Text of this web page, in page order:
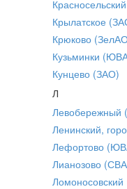
Крылатское
Крюково
Кузьминки
Кунцево (ЗАО)
Л
Ленинский,
Лефортово
Лианозово